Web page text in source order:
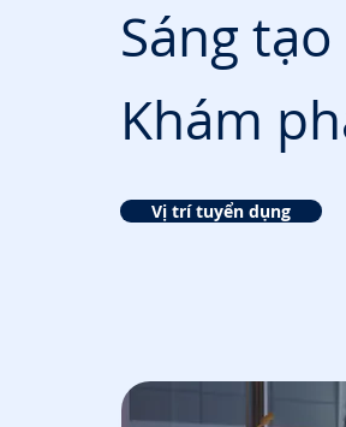
Sáng
Khám
Vị trí tuyển dụng